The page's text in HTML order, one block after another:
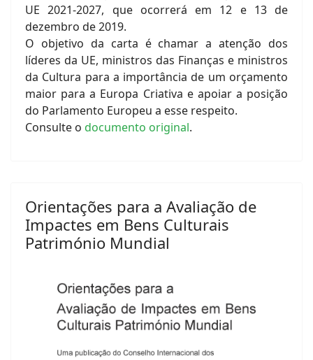
UE 2021-2027, que ocorrerá em 12 e 13 de
dezembro de 2019.
O objetivo da carta é chamar a atenção dos
líderes da UE, ministros das Finanças e ministros
da Cultura para a importância de um orçamento
maior para a Europa Criativa e apoiar a posição
do Parlamento Europeu a esse respeito.
Consulte o documento original.
Orientações para a Avaliação de
Impactes em Bens Culturais
Património Mundial